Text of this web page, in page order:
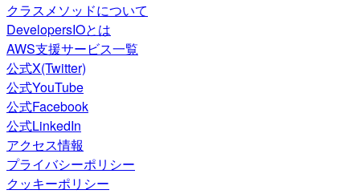
クラスメソッドについて
DevelopersIOとは
AWS支援サービス一覧
公式X(Twitter)
公式YouTube
公式Facebook
公式LinkedIn
アクセス情報
プライバシーポリシー
クッキーポリシー